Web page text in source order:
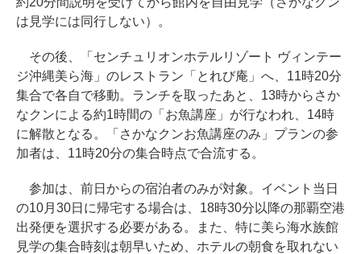
は見学には同行しない）。
その後、「センチュリオンホテルリゾート ヴィンテー
ジ沖縄美ら海」のレストラン「とれび庵」へ、11時20分
集合で各自で移動。ランチを取ったあと、13時からさか
なクンによる約1時間の「お魚講座」が行なわれ、14時
に解散となる。「さかなクンお魚講座のみ」プランの参
加者は、11時20分の集合時点で合流する。
参加は、前日からの宿泊者のみが対象。イベント当日
の10月30日に帰宅する場合は、18時30分以降の那覇空港
出発便を選択する必要がある。また、特に美ら海水族館
見学の集合時刻は朝早いため、ホテルの朝食を取れない